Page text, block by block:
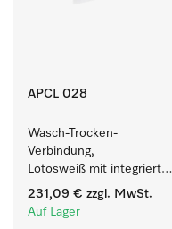
APCL 028
Wasch-Trocken-
Verbindung,
Lotosweiß mit integrierter
Schublade für eine
besonders komfortable
231,09 € zzgl. MwSt.
Auf Lager